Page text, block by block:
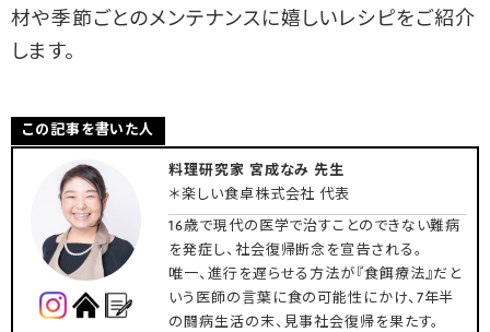
材や季節ごとのメンテナンスに嬉しいレシピをご紹介
します。
この記事を書いた人
料理研究家 宮成なみ 先生
＊楽しい食卓株式会社 代表
16歳で現代の医学で治すことのできない難病
を発症し、社会復帰断念を宣告される。
唯一、進行を遅らせる方法が『食餌療法』だと
いう医師の言葉に食の可能性にかけ、7年半
の闘病生活の末、見事社会復帰を果たす。